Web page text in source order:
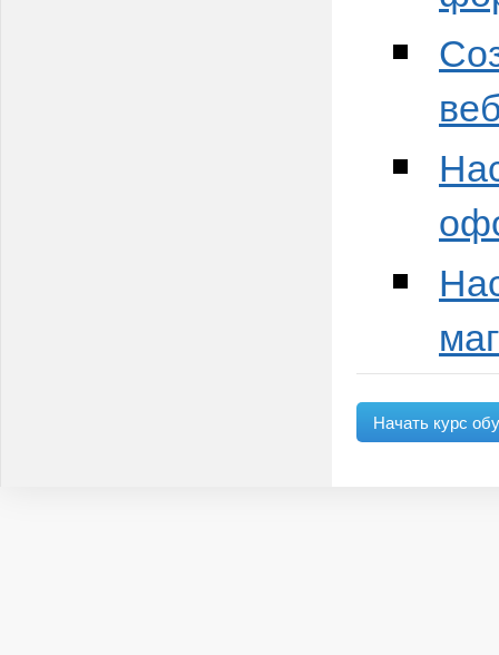
Начать курс